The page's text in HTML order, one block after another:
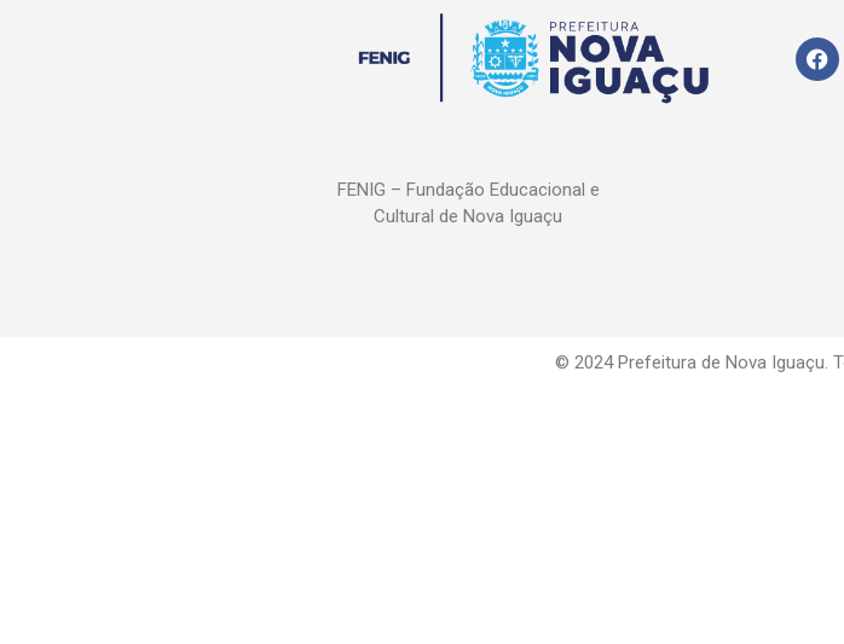
FENIG – Fundação Educacional e
Cultural de Nova Iguaçu
© 2024 Prefeitura de Nova Iguaçu.